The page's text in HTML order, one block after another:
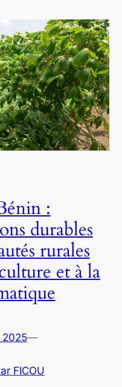
:
durables
rurales
et à la
2025—
FICOU